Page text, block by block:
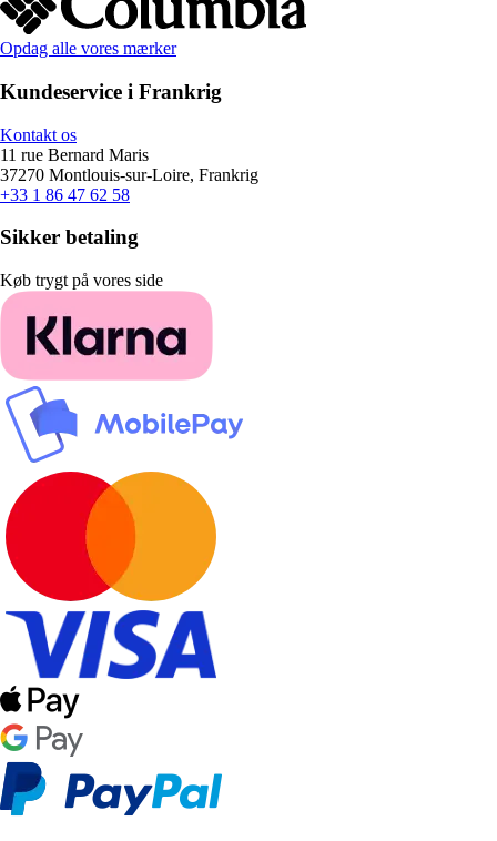
Opdag alle vores mærker
Kundeservice i Frankrig
Kontakt os
11 rue Bernard Maris
37270 Montlouis-sur-Loire, Frankrig
+33 1 86 47 62 58
Sikker betaling
Køb trygt på vores side